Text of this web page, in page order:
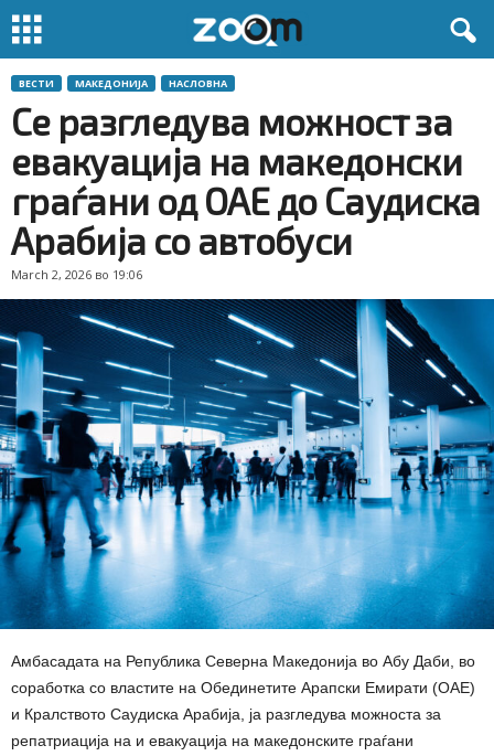
ВЕСТИ МАКЕДОНИЈА НАСЛОВНА
Се разгледува можност за
евакуација на македонски
граѓани од ОАЕ до Саудиска
Арабија со автобуси
March 2, 2026 во 19:06
Амбасадата на Република Северна Македонија во Абу Даби, во
соработка со властите на Обединетите Арапски Емирати (ОАЕ)
и Кралството Саудиска Арабија, ја разгледува можноста за
репатриација на и евакуација на македонските граѓани